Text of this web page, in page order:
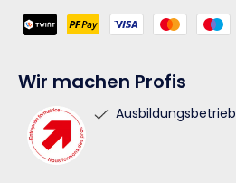
Zahlungsmethoden
Wir machen Profis
Ausbildungsbetrieb